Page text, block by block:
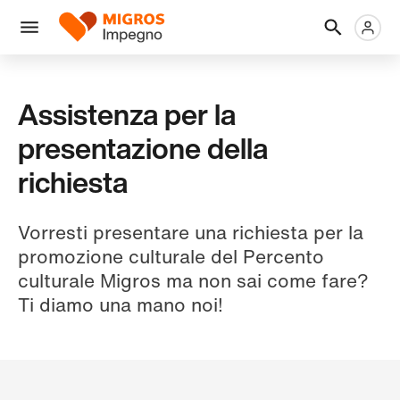
navigazione
Intestazione
Menu
Logo
Assistenza per la
presentazione della
richiesta
Vorresti presentare una richiesta per la
promozione culturale del Percento
culturale Migros ma non sai come fare?
Ti diamo una mano noi!